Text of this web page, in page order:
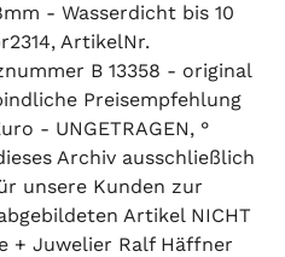
- Wasserdicht bis 10
ArtikelNr.
B 13358 - original
Preisempfehlung
- UNGETRAGEN, °
Archiv ausschließlich
unsere Kunden zur
Artikel NICHT
+ Juwelier Ralf Häffner